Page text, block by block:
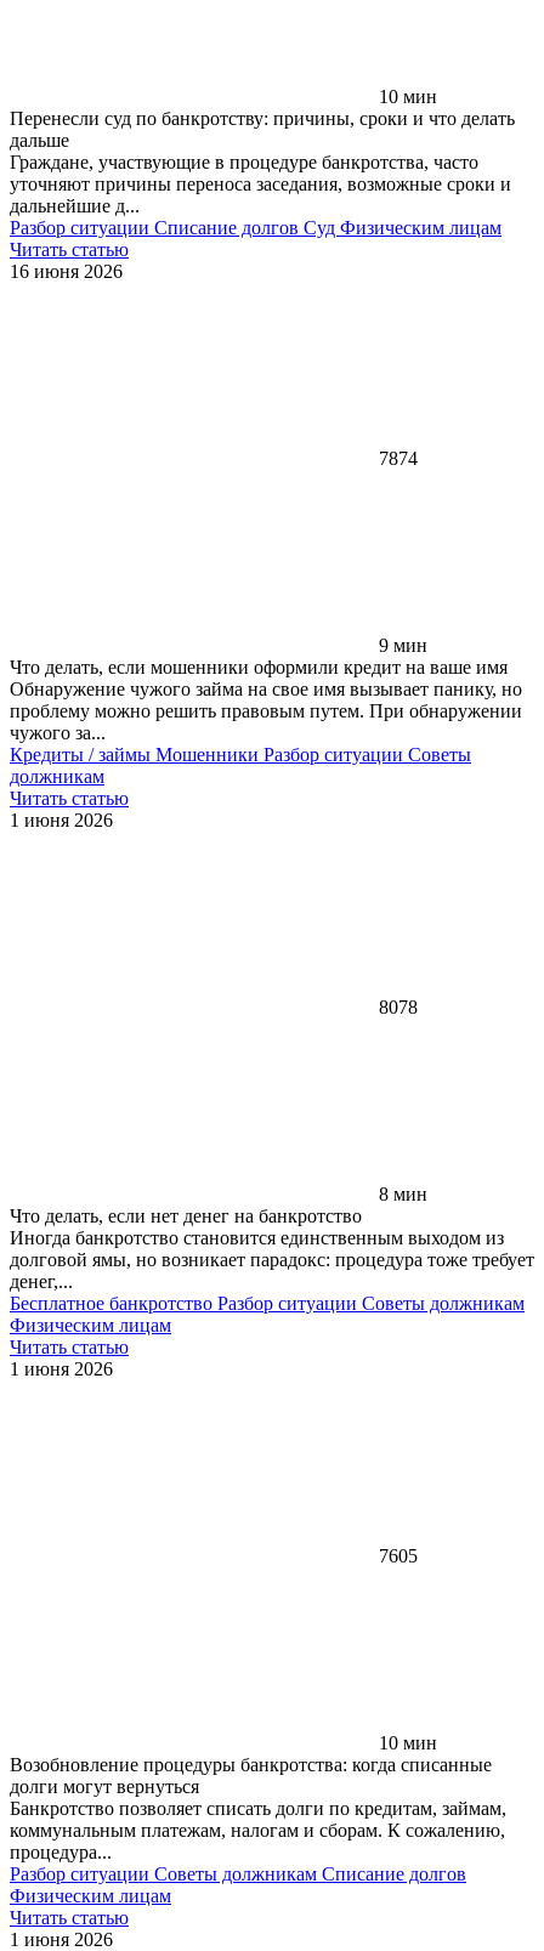
10 мин
Перенесли суд по банкротству: причины, сроки и что делать
дальше
Граждане, участвующие в процедуре банкротства, часто
уточняют причины переноса заседания, возможные сроки и
дальнейшие д...
Разбор ситуации Списание долгов Суд Физическим лицам
Читать статью
16 июня 2026
7874
9 мин
Что делать, если мошенники оформили кредит на ваше имя
Обнаружение чужого займа на свое имя вызывает панику, но
проблему можно решить правовым путем. При обнаружении
чужого за...
Кредиты / займы Мошенники Разбор ситуации Советы
должникам
Читать статью
1 июня 2026
8078
8 мин
Что делать, если нет денег на банкротство
Иногда банкротство становится единственным выходом из
долговой ямы, но возникает парадокс: процедура тоже требует
денег,...
Бесплатное банкротство Разбор ситуации Советы должникам
Физическим лицам
Читать статью
1 июня 2026
7605
10 мин
Возобновление процедуры банкротства: когда списанные
долги могут вернуться
Банкротство позволяет списать долги по кредитам, займам,
коммунальным платежам, налогам и сборам. К сожалению,
процедура...
Разбор ситуации Советы должникам Списание долгов
Физическим лицам
Читать статью
1 июня 2026